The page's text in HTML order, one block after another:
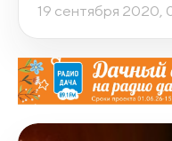
19 сентября 2020,